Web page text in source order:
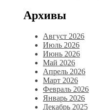
Архивы
Август 2026
Июль 2026
Июнь 2026
Май 2026
Апрель 2026
Март 2026
Февраль 2026
Январь 2026
Декабрь 2025